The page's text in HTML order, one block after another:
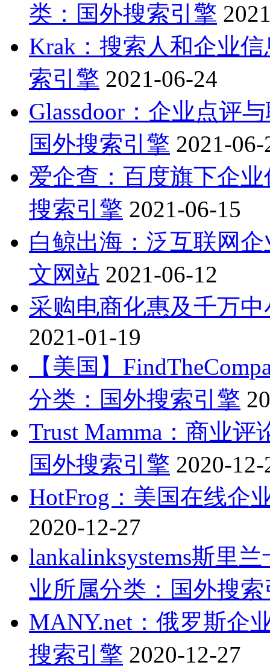
类：国外搜索引擎
Krak：搜索人和企业
索引擎 2021-06-24
Glassdoor：企业点评
国外搜索引擎 2021-06-
爱企查：百度旗下企
搜索引擎 2021-06-15
白鲸出海：泛互联网
文网站 2021-06-12
采购电商化惠及千万
2021-01-19
【美国】
分类：国外搜索引擎
Trust Mamma：商业
国外搜索引擎 2020-12-
HotFrog：美国在线企
2020-12-27
lankalinksystems斯里
业所属分类：国外搜
MANY.net：俄罗斯企
搜索引擎 2020-12-27